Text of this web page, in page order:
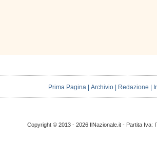
Prima Pagina |Archivio Redazione
Copyright © 2013 - 2026 IlNazionale.it - Partita Iva: